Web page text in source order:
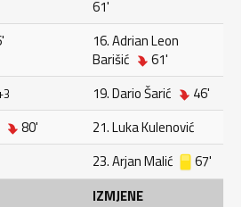
61'
16. Adrian Leon
Barišić
61'
19. Dario Šarić
46'
80'
21. Luka Kulenović
23. Arjan Malić
67'
IZMJENE